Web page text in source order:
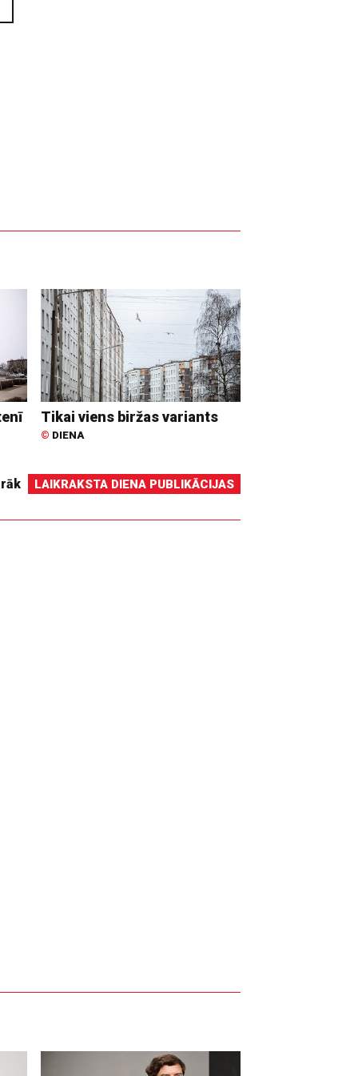
Tikai viens biržas variants
© DIENA
LAIKRAKSTA DIENA PUBLIKĀCIJAS